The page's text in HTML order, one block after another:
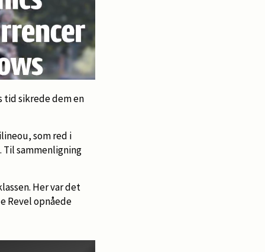
tid sikrede dem en
som red i
Til sammenligning
Her var det
Revel opnåede